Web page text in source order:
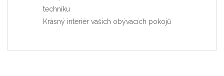
techniku
Krásný interiér vašich obývacích pokojů